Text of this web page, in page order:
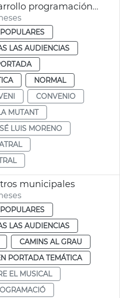
JGL convenio desarrollo programación 25-26 Escalante TEM i La Mutant
LAS AUDIENCIAS
NORMAL
CONVENIO
MUTANT
LUIS MORENO
municipales
LAS AUDIENCIAS
CAMINS AL GRAU
PORTADA TEMÁTICA
EL MUSICAL